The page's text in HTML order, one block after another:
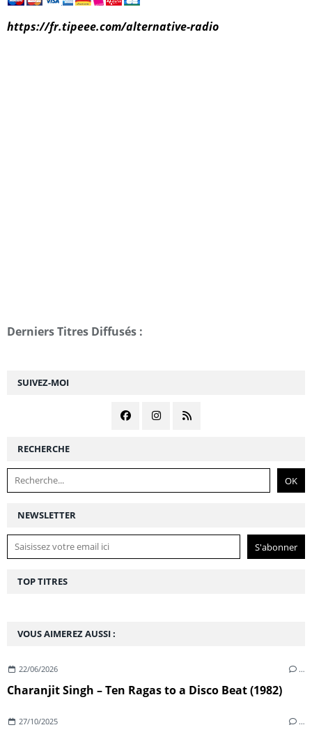
NEWSLETTER
SUIVEZ-MOI
RECHERCHE
VOUS AIMEREZ AUSSI :
22/06/2026 …
Charanjit Singh – Ten Ragas to a Disco Beat (1982)
27/10/2025 …
https://fr.tipeee.com/alternative-radio
Derniers Titres Diffusés :
TOP TITRES